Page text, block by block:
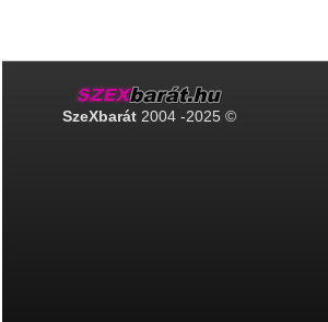
SzeXbarát 2004 -2025 ©